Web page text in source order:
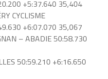
+5:37.640 35,404
CYCLISME
+6:07.070 35,067
– ABADIE 50:58.730
50:59.210 +6:16.650